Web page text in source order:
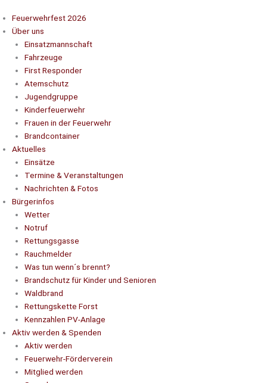
Feuerwehrfest 2026
Über uns
Einsatzmannschaft
Fahrzeuge
First Responder
Atemschutz
Jugendgruppe
Kinderfeuerwehr
Frauen in der Feuerwehr
Brandcontainer
Aktuelles
Einsätze
Termine & Veranstaltungen
Nachrichten & Fotos
Bürgerinfos
Wetter
Notruf
Rettungsgasse
Rauchmelder
Was tun wenn´s brennt?
Brandschutz für Kinder und Senioren
Waldbrand
Rettungskette Forst
Kennzahlen PV-Anlage
Aktiv werden & Spenden
Aktiv werden
Feuerwehr-Förderverein
Mitglied werden